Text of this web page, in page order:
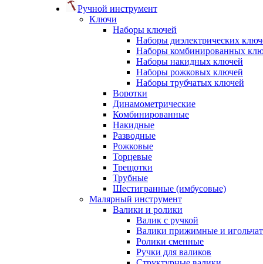
Ручной инструмент
Ключи
Наборы ключей
Наборы диэлектрических
Наборы комбинированных
Наборы накидных ключей
Наборы рожковых ключей
Наборы трубчатых ключей
Воротки
Динамометрические
Комбинированные
Накидные
Разводные
Рожковые
Торцевые
Трещотки
Трубные
Шестигранные (имбусовые)
Малярный инструмент
Валики и ролики
Валик с ручкой
Валики прижимные и
Ролики сменные
Ручки для валиков